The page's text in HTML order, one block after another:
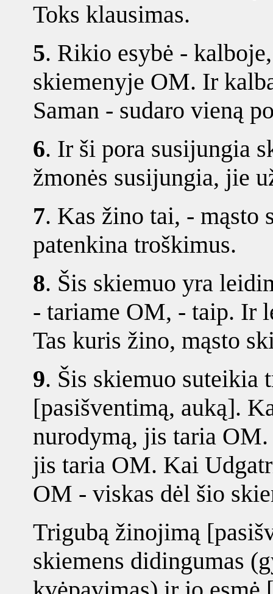
Toks klausimas.
5. Rikio esybė -
skiemenyje OM. Ir
Saman - sudaro vieną
6. Ir ši pora susijungia
žmonės susijungia, jie
7. Kas žino tai, - mąsto
patenkina troškimus.
8. Šis skiemuo yra
- tariame OM, - taip. Ir
Tas kuris žino, mąsto
9. Šis skiemuo suteikia
[pasišventimą, auką].
nurodymą, jis taria
jis taria OM. Kai
OM - viskas dėl šio
Trigubą žinojimą
skiemens didingumas